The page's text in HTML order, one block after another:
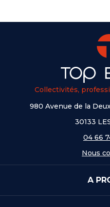
Collectivités,
980 Avenue de la
30133
04 66
Nous
A